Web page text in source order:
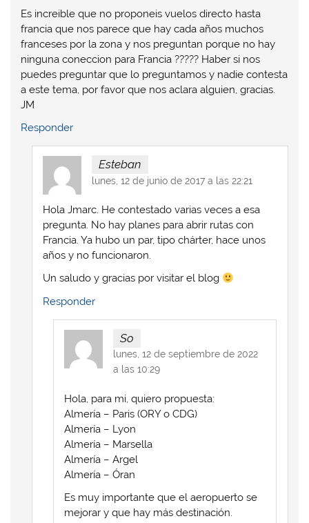
Es increible que no proponeis vuelos directo hasta
francia que nos parece que hay cada años muchos
franceses por la zona y nos preguntan porque no hay
ninguna coneccion para Francia ????? Haber si nos
puedes preguntar que lo preguntamos y nadie contesta
a este tema, por favor que nos aclara alguien, gracias.
JM
Responder
Esteban
lunes, 12 de junio de 2017 a las 22:21
Hola Jmarc. He contestado varias veces a esa
pregunta. No hay planes para abrir rutas con
Francia. Ya hubo un par, tipo chárter, hace unos
años y no funcionaron.
Un saludo y gracias por visitar el blog
Responder
So
lunes, 12 de septiembre de 2022
a las 10:29
Hola, para mi, quiero propuesta:
Almería – Paris (ORY o CDG)
Almería – Lyon
Almería – Marsella
Almería – Argel
Almería – Óran
Es muy importante que el aeropuerto se
mejorar y que hay más destinación.